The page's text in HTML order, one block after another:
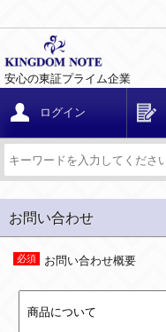
安心の東証プライム企業
ログイン
お問い合わせ
お問い合わせ概要